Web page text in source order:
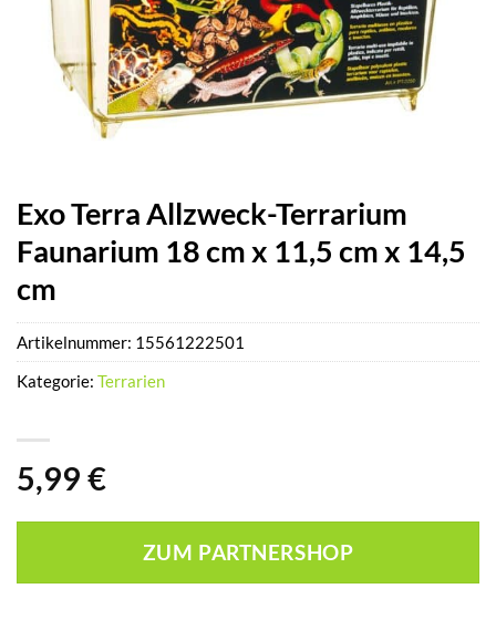
Exo Terra Allzweck-Terrarium
Faunarium 18 cm x 11,5 cm x 14,5
cm
5,99 €
ZUM PARTNERSHOP
Artikelnummer: 15561222501
Kategorie: Terrarien